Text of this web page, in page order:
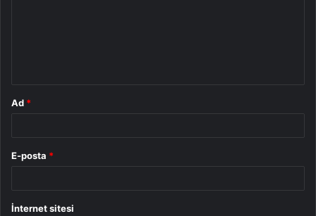
Ad *
E-posta *
İnternet sitesi